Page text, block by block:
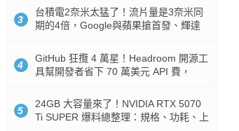
3
台積電2奈米太猛了！流片量是3奈米同
期的4倍，Google與蘋果搶首發、輝達
4
GitHub 狂攬 4 萬星！Headroom 開源工
具幫開發者省下 70 萬美元 API 費，
5
24GB 大容量來了！NVIDIA RTX 5070
Ti SUPER 爆料總整理：規格、功耗、上